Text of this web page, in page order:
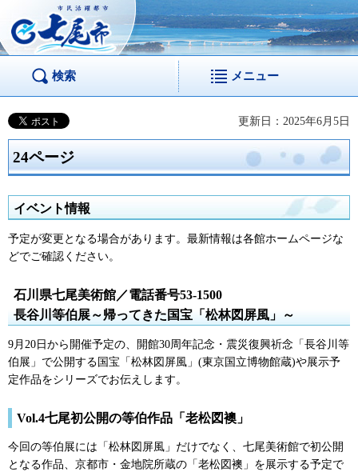
市民活躍都市 七尾
市
検索 メニュー
更新日：2025年6月5日
24ページ
イベント情報
予定が変更となる場合があります。最新情報は各館ホームページな
どでご確認ください。
石川県七尾美術館／電話番号53-1500
長谷川等伯展～帰ってきた国宝「松林図屏風」～
9月20日から開催予定の、開館30周年記念・震災復興祈念「長谷川等
伯展」で公開する国宝「松林図屏風」(東京国立博物館蔵)や展示予
定作品をシリーズでお伝えします。
Vol.4七尾初公開の等伯作品「老松図襖」
今回の等伯展には「松林図屏風」だけでなく、七尾美術館で初公開
となる作品、京都市・金地院所蔵の「老松図襖」を展示する予定で